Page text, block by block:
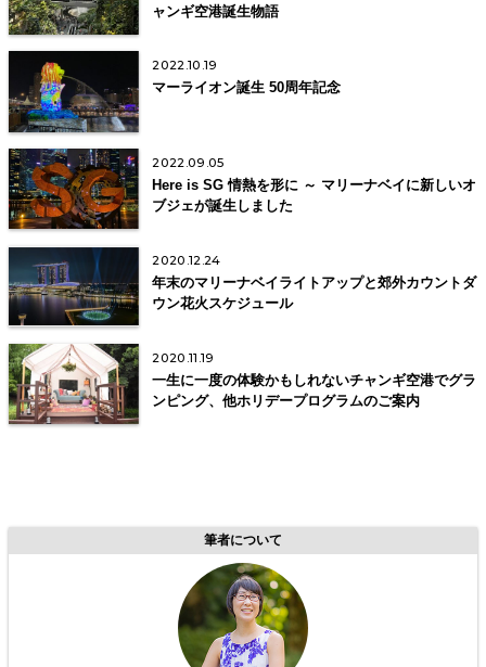
ャンギ空港誕生物語
2022.10.19
マーライオン誕生 50周年記念
2022.09.05
Here is SG 情熱を形に ～ マリーナベイに新しいオ
ブジェが誕生しました
2020.12.24
年末のマリーナベイライトアップと郊外カウントダ
ウン花火スケジュール
2020.11.19
一生に一度の体験かもしれないチャンギ空港でグラ
ンピング、他ホリデープログラムのご案内
筆者について